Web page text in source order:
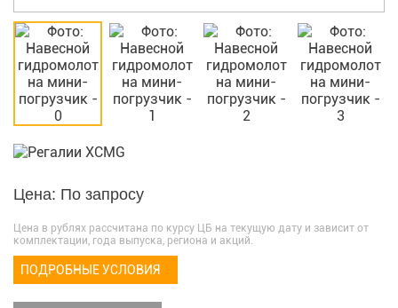
Цена: По запросу
Цена в рублях рассчитана по курсу ЦБ на текущую дату и зависит от
комплектации, года выпуска, региона и акций.
ПОДРОБНЫЕ УСЛОВИЯ